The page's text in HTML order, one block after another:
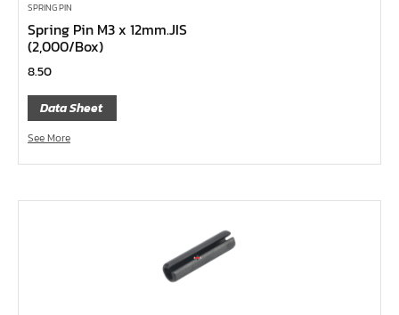
บ๊อกข้ออ่อน 1/4"
ไขควงตอก
ไขควงข้อต่อ
ไขควงท๊อกซ์,ไขควงท๊อกซ์มีรู
ไขควงหัวบ๊อกซ์
SPRING PIN
Spring Pin M3 x 12mm.JIS
(2,000/Box)
8.50
Data Sheet
See More